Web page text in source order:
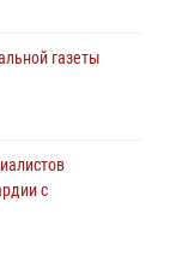
газеты
с